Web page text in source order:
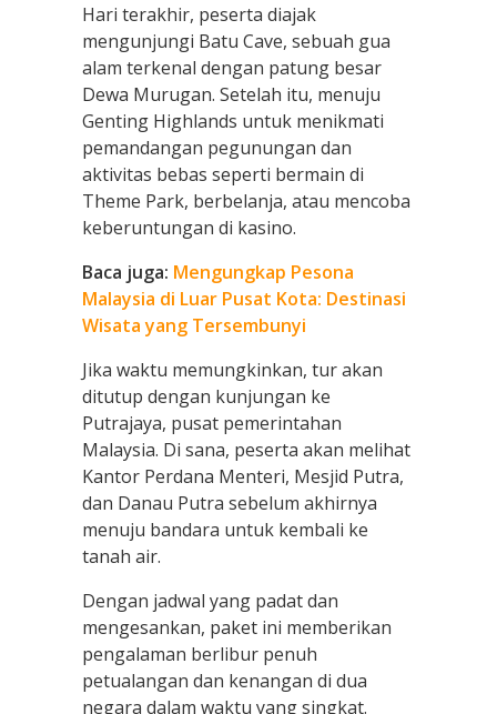
Hari terakhir, peserta diajak
mengunjungi Batu Cave, sebuah gua
alam terkenal dengan patung besar
Dewa Murugan. Setelah itu, menuju
Genting Highlands untuk menikmati
pemandangan pegunungan dan
aktivitas bebas seperti bermain di
Theme Park, berbelanja, atau mencoba
keberuntungan di kasino.
Baca juga: Mengungkap Pesona
Malaysia di Luar Pusat Kota: Destinasi
Wisata yang Tersembunyi
Jika waktu memungkinkan, tur akan
ditutup dengan kunjungan ke
Putrajaya, pusat pemerintahan
Malaysia. Di sana, peserta akan melihat
Kantor Perdana Menteri, Mesjid Putra,
dan Danau Putra sebelum akhirnya
menuju bandara untuk kembali ke
tanah air.
Dengan jadwal yang padat dan
mengesankan, paket ini memberikan
pengalaman berlibur penuh
petualangan dan kenangan di dua
negara dalam waktu yang singkat.